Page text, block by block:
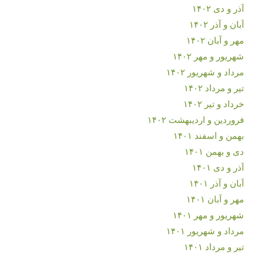
آذر و دی ۱۴۰۲
آبان و آذر ۱۴۰۲
مهر و آبان ۱۴۰۲
شهریور و مهر ۱۴۰۲
مرداد و شهریور ۱۴۰۲
تیر و مرداد ۱۴۰۲
خرداد و تیر ۱۴۰۲
فروردین و اردیبهشت ۱۴۰۲
بهمن و اسفند ۱۴۰۱
دی و بهمن ۱۴۰۱
آذر و دی ۱۴۰۱
آبان و آذر ۱۴۰۱
مهر و آبان ۱۴۰۱
شهریور و مهر ۱۴۰۱
مرداد و شهریور ۱۴۰۱
تیر و مرداد ۱۴۰۱